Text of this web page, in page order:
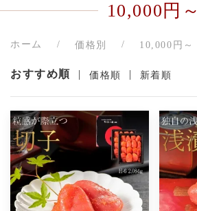
10,000円～
ホーム 価格別 10,000円～
おすすめ順 | 価格順 | 新着順